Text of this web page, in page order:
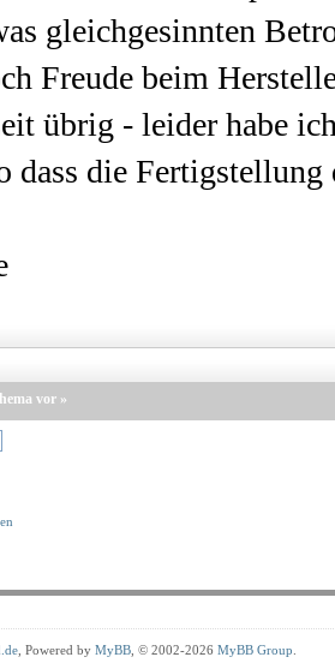
gleichgesinnten
Freude beim
übrig - leider habe
dass die
vor »
, Powered by MyBB , © 2002-2026 MyBB Group